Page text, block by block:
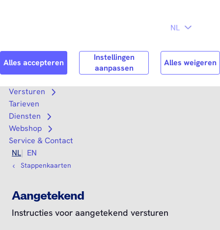
Search Zoek
Versturen
Open submenu
Tarieven
Diensten
Open submenu
Webshop
Open submenu
Service & Contact
NL
EN
Stappenkaarten
Aangetekend
Instructies voor aangetekend versturen